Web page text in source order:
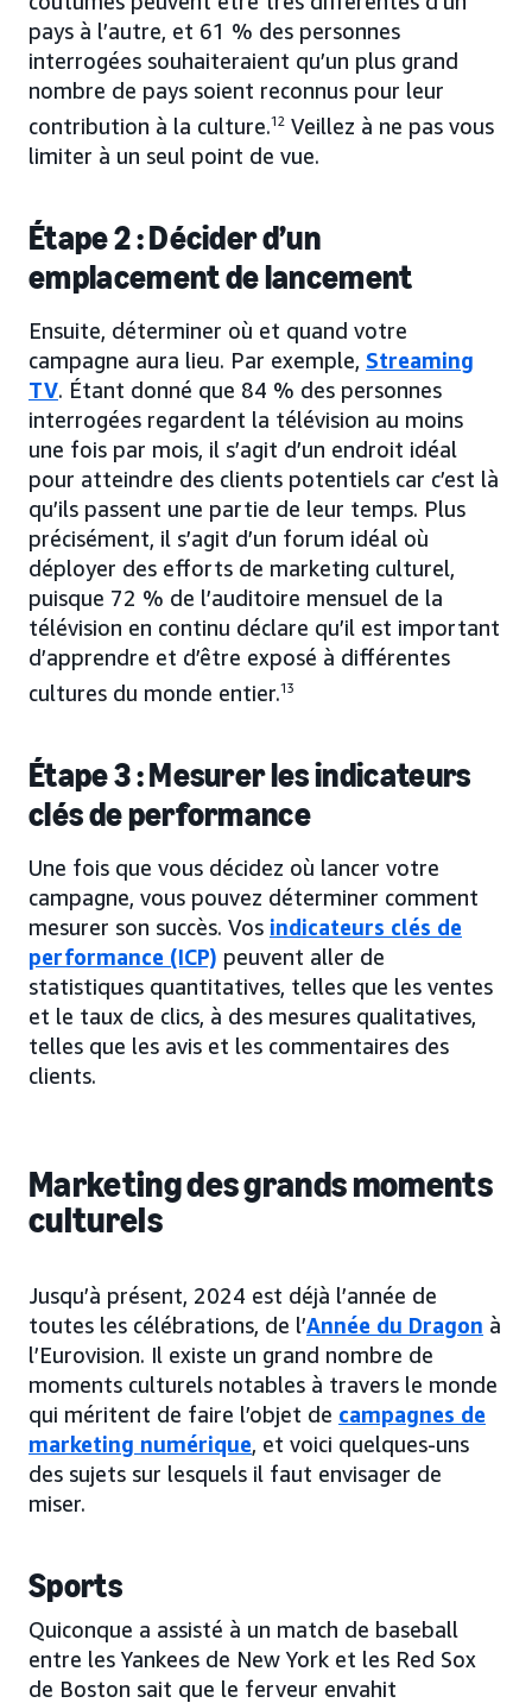
pays à l’autre, et 61 % des personnes
interrogées souhaiteraient qu’un plus grand
nombre de pays soient reconnus pour leur
contribution à la culture.12 Veillez à ne pas vous
limiter à un seul point de vue.
Étape 2 : Décider d’un
emplacement de lancement
Ensuite, déterminer où et quand votre
campagne aura lieu. Par exemple, Streaming
TV. Étant donné que 84 % des personnes
interrogées regardent la télévision au moins
une fois par mois, il s’agit d’un endroit idéal
pour atteindre des clients potentiels car c’est là
qu’ils passent une partie de leur temps. Plus
précisément, il s’agit d’un forum idéal où
déployer des efforts de marketing culturel,
puisque 72 % de l’auditoire mensuel de la
télévision en continu déclare qu’il est important
d’apprendre et d’être exposé à différentes
cultures du monde entier.13
Étape 3 : Mesurer les indicateurs
clés de performance
Une fois que vous décidez où lancer votre
campagne, vous pouvez déterminer comment
mesurer son succès. Vos indicateurs clés de
performance (ICP) peuvent aller de
statistiques quantitatives, telles que les ventes
et le taux de clics, à des mesures qualitatives,
telles que les avis et les commentaires des
clients.
Marketing des grands moments
culturels
Jusqu’à présent, 2024 est déjà l’année de
toutes les célébrations, de l’Année du Dragon à
l’Eurovision. Il existe un grand nombre de
moments culturels notables à travers le monde
qui méritent de faire l’objet de campagnes de
marketing numérique, et voici quelques-uns
des sujets sur lesquels il faut envisager de
miser.
Sports
Quiconque a assisté à un match de baseball
entre les Yankees de New York et les Red Sox
de Boston sait que le ferveur envahit